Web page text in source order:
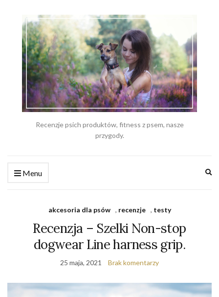
Recenzje psich produktów, fitness z psem, nasze
przygody.
Menu
akcesoria dla psów , recenzje , testy
Recenzja – Szelki Non-stop
dogwear Line harness grip.
25 maja, 2021 Brak komentarzy